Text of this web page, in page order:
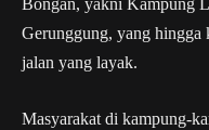
Bongan, yakni Kampung
Gerunggung, yang hingga
jalan yang layak.
Masyarakat di kampung-